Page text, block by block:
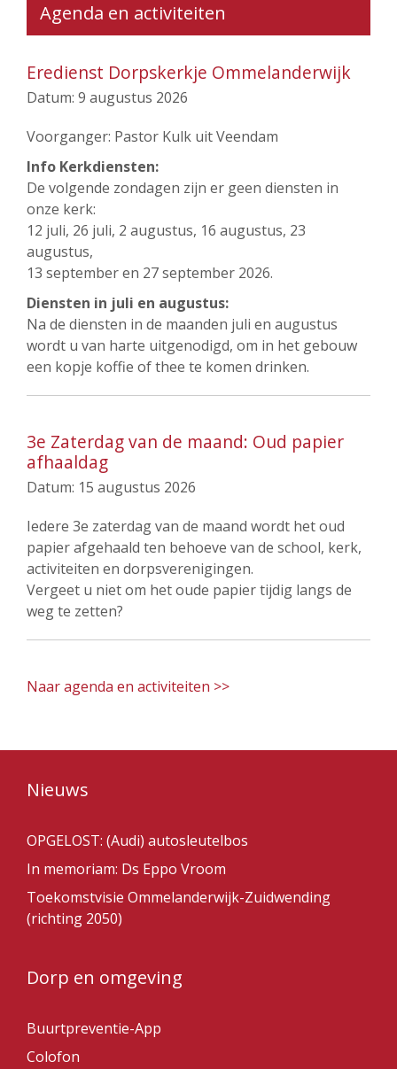
Agenda en activiteiten
Eredienst Dorpskerkje Ommelanderwijk
Datum: 9 augustus 2026
Voorganger: Pastor Kulk uit Veendam
Info Kerkdiensten:
De volgende zondagen zijn er geen diensten in
onze kerk:
12 juli, 26 juli, 2 augustus, 16 augustus, 23
augustus,
13 september en 27 september 2026.
Diensten in juli en augustus:
Na de diensten in de maanden juli en augustus
wordt u van harte uitgenodigd, om in het gebouw
een kopje koffie of thee te komen drinken.
3e Zaterdag van de maand: Oud papier
afhaaldag
Datum: 15 augustus 2026
Iedere 3e zaterdag van de maand wordt het oud
papier afgehaald ten behoeve van de school, kerk,
activiteiten en dorpsverenigingen.
Vergeet u niet om het oude papier tijdig langs de
weg te zetten?
Naar agenda en activiteiten >>
Nieuws
OPGELOST: (Audi) autosleutelbos
In memoriam: Ds Eppo Vroom
Toekomstvisie Ommelanderwijk-Zuidwending
(richting 2050)
Dorp en omgeving
Buurtpreventie-App
Colofon